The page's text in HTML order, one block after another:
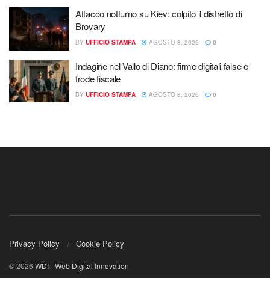
Attacco notturno su Kiev: colpito il distretto di
Brovary
BY UFFICIO STAMPA AGOSTO 8, 2026 0
Indagine nel Vallo di Diano: firme digitali false e
frode fiscale
BY UFFICIO STAMPA AGOSTO 8, 2026 0
Privacy Policy Cookie Policy
© 2026 WDI - Web Digital Innovation